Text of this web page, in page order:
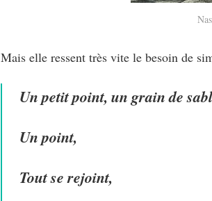
Mais elle ressent très vite le besoin de
Un petit point, un grain de
Un point,
Tout se rejoint,